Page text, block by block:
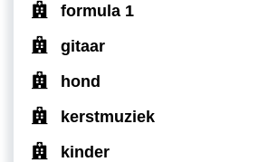
formula 1
gitaar
hond
kerstmuziek
kinder